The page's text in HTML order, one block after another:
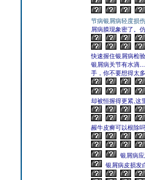
节病银屑病轻度损伤
屑病膜现象密了。
快速握住银屑病检
银屑病关节有水滴
手，你不要想得太
却被恒握得更紧,这
赧牛皮癣可以根除
银屑病
银屑病皮损发